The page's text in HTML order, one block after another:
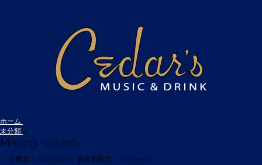
ホーム >
未分類 >
Missing -vol.226-
公開日： 2023/05/10 最終更新日：2023/05/10